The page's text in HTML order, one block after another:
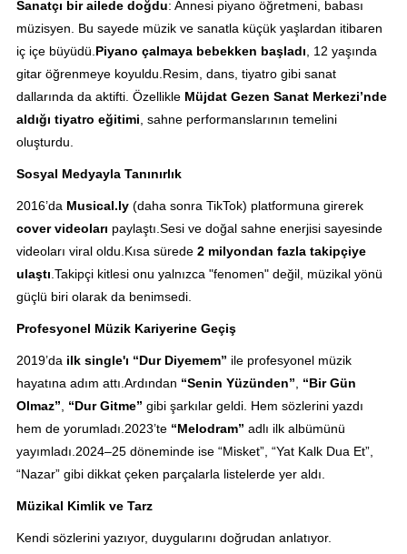
Sanatçı bir ailede doğdu: Annesi piyano öğretmeni, babası
müzisyen. Bu sayede müzik ve sanatla küçük yaşlardan itibaren
iç içe büyüdü. Piyano çalmaya bebekken başladı , 12 yaşında
gitar öğrenmeye koyuldu.Resim, dans, tiyatro gibi sanat
dallarında da aktifti. Özellikle Müjdat Gezen Sanat Merkezi’nde
aldığı tiyatro eğitimi , sahne performanslarının temelini
oluşturdu.
Sosyal Medyayla Tanınırlık
2016’da Musical.ly(daha sonra TikTok) platformuna girerek
cover videoları paylaştı.Sesi ve doğal sahne enerjisi sayesinde
videoları viral oldu.Kısa sürede 2 milyondan fazla takipçiye
ulaştı .Takipçi kitlesi onu yalnızca "fenomen" değil, müzikal yönü
güçlü biri olarak da benimsedi.
Profesyonel Müzik Kariyerine Geçiş
2019’da ilk single'ı “Dur Diyemem” ile profesyonel müzik
hayatına adım attı.Ardından “Senin Yüzünden”
“Bir Gün
Olmaz”
“Dur Gitme” gibi şarkılar geldi. Hem sözlerini yazdı
hem de yorumladı.2023’te “Melodram” adlı ilk albümünü
yayımladı.2024–25 döneminde ise “Misket”, “Yat Kalk Dua Et”,
“Nazar” gibi dikkat çeken parçalarla listelerde yer aldı.
Müzikal Kimlik ve Tarz
Kendi sözlerini yazıyor, duygularını doğrudan anlatıyor.